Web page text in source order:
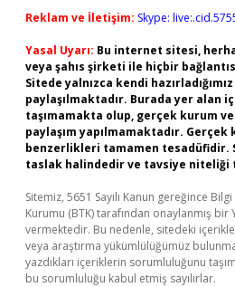
Reklam ve İletişim: Skype:
Yasal Uyarı: Bu internet sitesi,
veya şahıs şirketi ile hiçbir
Sitede yalnızca kendi
paylaşılmaktadır. Burada yer alan
taşımamakta olup, gerçek kurum
paylaşım yapılmamaktadır.
benzerlikleri tamamen tesadüfidir.
taslak halindedir ve tavsiye niteliği
Sitemiz, 5651 Sayılı Kanun gereğince
Kurumu (BTK) tarafından onaylanmış bir
vermektedir. Bu nedenle, sitedeki
veya araştırma yükümlülüğümüz
yazdıkları içeriklerin sorumluluğunu
bu sorumluluğu kabul etmiş sayılırlar.